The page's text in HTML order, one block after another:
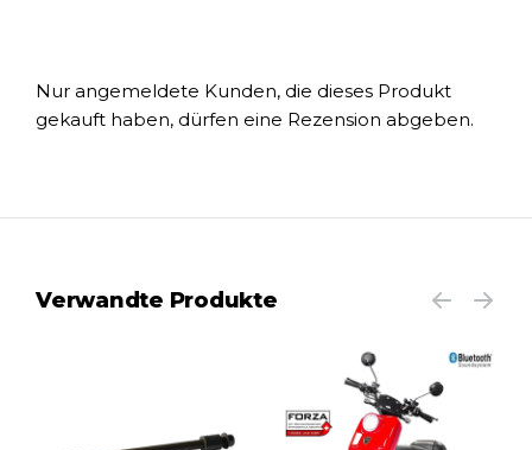
Nur angemeldete Kunden, die dieses Produkt
gekauft haben, dürfen eine Rezension abgeben.
Verwandte Produkte